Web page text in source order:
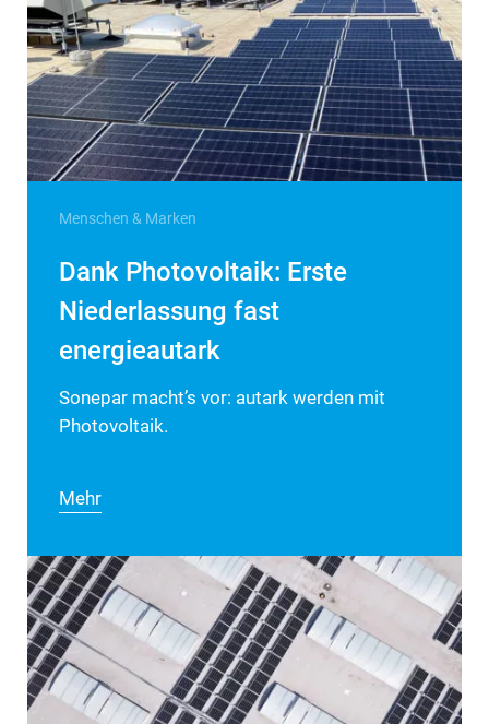
Menschen & Marken
Dank Photovoltaik: Erste
Niederlassung fast
energieautark
Sonepar macht’s vor: autark werden mit
Photovoltaik.
Mehr